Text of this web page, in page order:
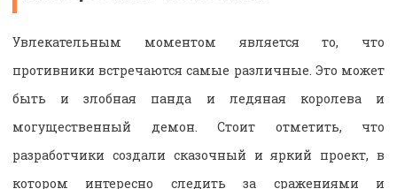
Увлекательным моментом является то, что
противники встречаются самые различные. Это может
быть и злобная панда и ледяная королева и
могущественный демон. Стоит отметить, что
разработчики создали сказочный и яркий проект, в
котором интересно следить за сражениями и